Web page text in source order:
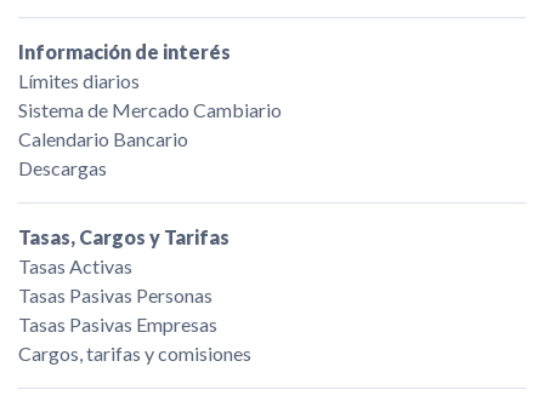
Información de interés
Límites diarios
Sistema de Mercado Cambiario
Calendario Bancario
Descargas
Tasas, Cargos y Tarifas
Tasas Activas
Tasas Pasivas Personas
Tasas Pasivas Empresas
Cargos, tarifas y comisiones